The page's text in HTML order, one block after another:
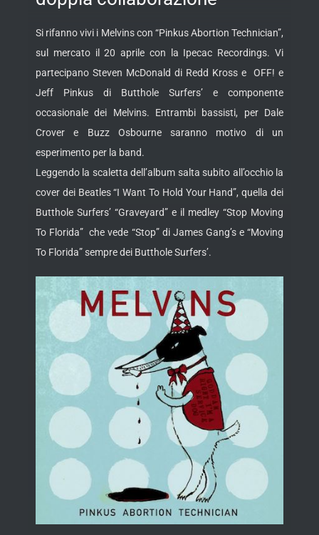
Si rifanno vivi i Melvins con “Pinkus Abortion Technician”,
sul mercato il 20 aprile con la Ipecac Recordings. Vi
partecipano Steven McDonald di Redd Kross e OFF! e
Jeff Pinkus di Butthole Surfers’ e componente
occasionale dei Melvins. Entrambi bassisti, per Dale
Crover e Buzz Osbourne saranno motivo di un
esperimento per la band.
Leggendo la scaletta dell’album salta subito all’occhio la
cover dei Beatles “I Want To Hold Your Hand”, quella dei
Butthole Surfers’ “Graveyard” e il medley “Stop Moving
To Florida” che vede “Stop” di James Gang’s e “Moving
To Florida” sempre dei Butthole Surfers’.